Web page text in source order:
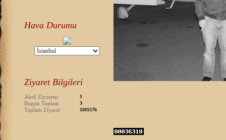
Hava Durumu
Ziyaret Bilgileri
Aktif Ziyaretçi 1
Bugün Toplam 3
Toplam Ziyaret 1101576